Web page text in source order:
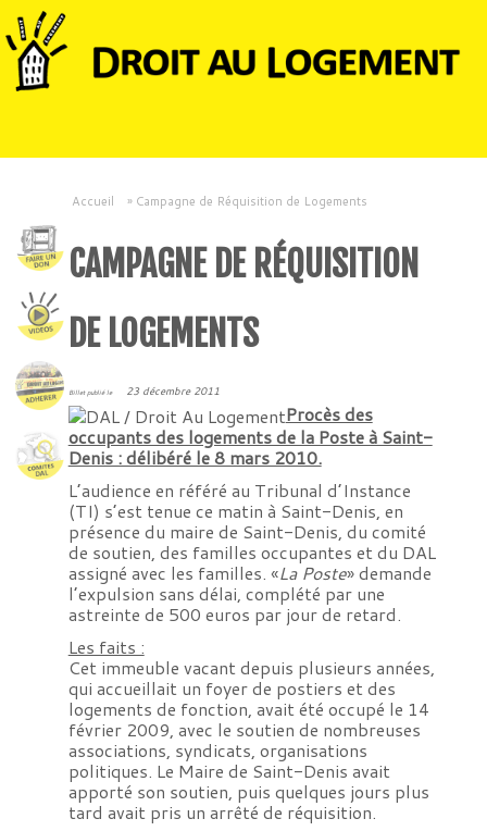
Accueil » Campagne de Réquisition de Logements
CAMPAGNE DE RÉQUISITION
DE LOGEMENTS
Billet publié le 23 décembre 2011
Procès des
occupants des logements de la Poste à Saint-
Denis : délibéré le 8 mars 2010.
L’audience en référé au Tribunal d’Instance
(TI) s’est tenue ce matin à Saint-Denis, en
présence du maire de Saint-Denis, du comité
de soutien, des familles occupantes et du DAL
assigné avec les familles. «La Poste» demande
l’expulsion sans délai, complété par une
astreinte de 500 euros par jour de retard.
Les faits :
Cet immeuble vacant depuis plusieurs années,
qui accueillait un foyer de postiers et des
logements de fonction, avait été occupé le 14
février 2009, avec le soutien de nombreuses
associations, syndicats, organisations
politiques. Le Maire de Saint-Denis avait
apporté son soutien, puis quelques jours plus
tard avait pris un arrêté de réquisition.